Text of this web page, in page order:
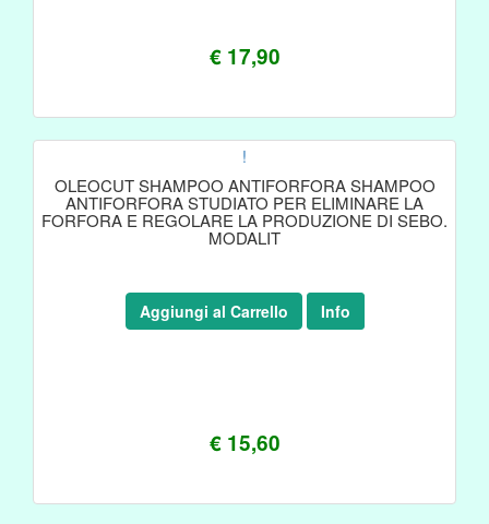
€ 17,90
!
OLEOCUT SHAMPOO ANTIFORFORA SHAMPOO
ANTIFORFORA STUDIATO PER ELIMINARE LA
FORFORA E REGOLARE LA PRODUZIONE DI SEBO.
MODALIT
€ 15,60
Aggiungi al Carrello Info